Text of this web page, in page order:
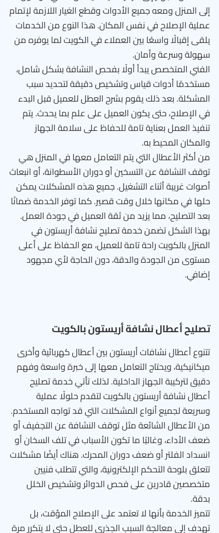
إلى المنزل ومعه جميع الأدوات وقطع الغيار اللازمة لإتمام
عملية الإصلاح في نفس المكان. هذا النوع من الخدمات
يلقى إقبالًا واسعًا بين العملاء في الكويت لما يوفره من
سهولة وسرعة وأمان.
الفني المتخصص يبدأ أولًا بفحص النشافة بشكل شامل،
مستخدمًا أدوات قياس وتشخيص دقيقة لتحديد سبب
المشكلة. بعد ذلك يقوم بشرح العطل للعميل قبل البدء
في الإصلاح، حتى يكون العميل على علم بما يحدث. يتم
تنفيذ العمل بعناية تامة للحفاظ على سلامة الجهاز
والمكان المحيط به.
من أكثر الأعطال التي يتم التعامل معها في المنزل هي
توقف النشافة عن التسخين أو دوران الأسطوانة، أو انبعاث
أصوات غريبة أثناء التشغيل. جميع هذه المشكلات يمكن
حلها في مكانها خلال وقت قصير. كما توفر الخدمة ضمانًا
بعد التصليح، مما يزيد من ثقة العميل في جودة العمل.
بهذا الشكل تضمن خدمة تصليح نشافة أريستون في
المنزل بالكويت راحة تامة للعميل، مع الحفاظ على أعلى
مستوى من الجودة والدقة، دون الحاجة لأي مجهود
إضافي.
تصليح أعطال نشافة أريستون بالكويت
تتنوع أعطال نشافات أريستون بين أعطال كهربائية وأخرى
ميكانيكية، ويحتاج التعامل معها إلى خبرة واسعة وفهم
دقيق لتركيبة الجهاز الداخلية. لذلك تأتي خدمة تصليح
أعطال نشافة أريستون بالكويت لتقدم حلولًا عملية
وسريعة لجميع أنواع المشكلات التي قد تواجه المستخدم.
من الأعطال الشائعة مثل توقف النشافة عن التجفيف أو
ضعف الأداء، وغالبًا ما تكون الأسباب في تلف السخان أو
انسداد الفلتر أو ضعف دوران المحرك. هناك أيضًا مشكلات
تتعلق بلوحة التحكم الإلكترونية، والتي تتطلب فنيين
متخصصين قادرين على فحص الدوائر وتشخيص الخلل
بدقة.
تتميز الخدمة بأنها لا تعتمد على الإصلاح المؤقت، بل
تهدف إلى معالجة السبب الجذري للعطل حتى لا يتكرر مرة